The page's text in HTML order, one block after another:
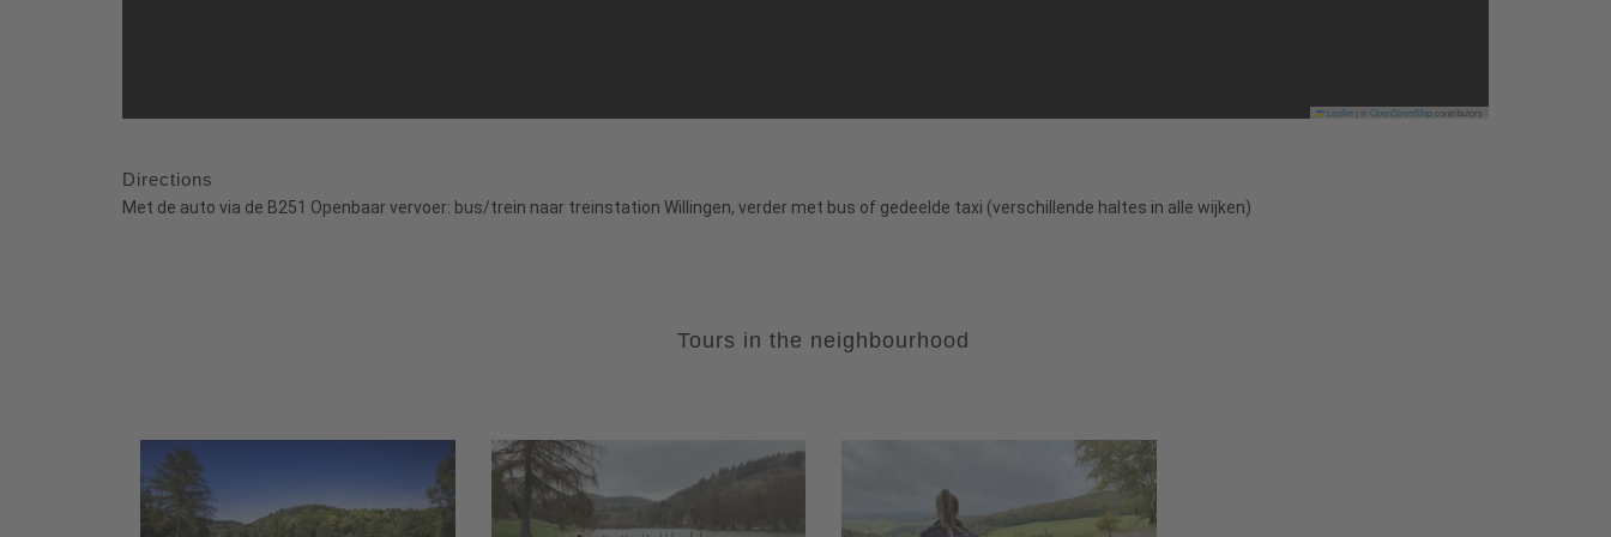
Leaflet OpenStreetMapcontributors
Directions
Met de auto via de B251 Openbaar vervoer: bus/trein naar treinstation Willingen, verder met bus of gedeelde taxi (verschillende haltes in alle wijken)
Tours in the neighbourhood